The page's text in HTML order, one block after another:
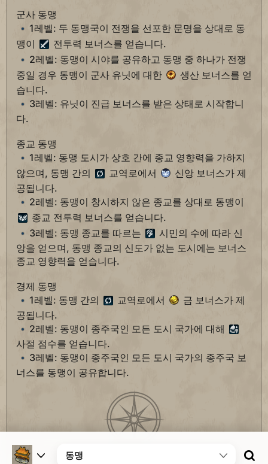
군사 동맹
1레벨: 두 동맹국이 전쟁을 선포한 문명을 상대로 동
맹이
전투력 보너스를 얻습니다.
2레벨: 동맹이 시야를 공유하고 동맹 중 하나가 전쟁
중일 경우 동맹이 군사 유닛에 대한
생산 보너스를 얻
습니다.
3레벨: 유닛이 진급 보너스를 받은 상태로 시작합니
다.
종교 동맹
1레벨: 동맹 도시가 상호 간에 종교 영향력을 가하지
않으며, 동맹 간의
교역로에서
신앙 보너스가 제
공됩니다.
2레벨: 동맹이 창시하지 않은 종교를 상대로 동맹이
종교 전투력 보너스를 얻습니다.
3레벨: 동맹 종교를 따르는
시민의 수에 따라 신
앙을 얻으며, 동맹 종교의 신도가 없는 도시에는 보너스
종교 영향력을 얻습니다.
경제 동맹
1레벨: 동맹 간의
교역로에서
금 보너스가 제
공됩니다.
2레벨: 동맹이 종주국인 모든 도시 국가에 대해
사절 점수를 얻습니다.
3레벨: 동맹이 종주국인 모든 도시 국가의 종주국 보
너스를 동맹이 공유합니다.
동맹